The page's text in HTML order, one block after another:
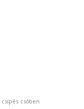
csípés csőben